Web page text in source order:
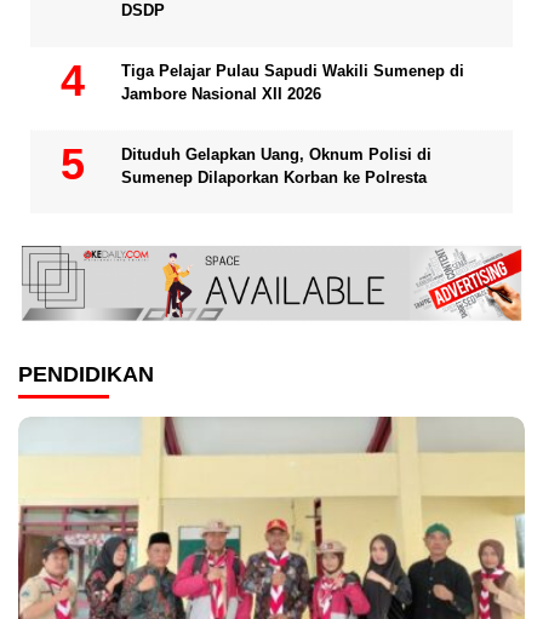
DSDP
Tiga Pelajar Pulau Sapudi Wakili Sumenep di
Jambore Nasional XII 2026
Dituduh Gelapkan Uang, Oknum Polisi di
Sumenep Dilaporkan Korban ke Polresta
PENDIDIKAN